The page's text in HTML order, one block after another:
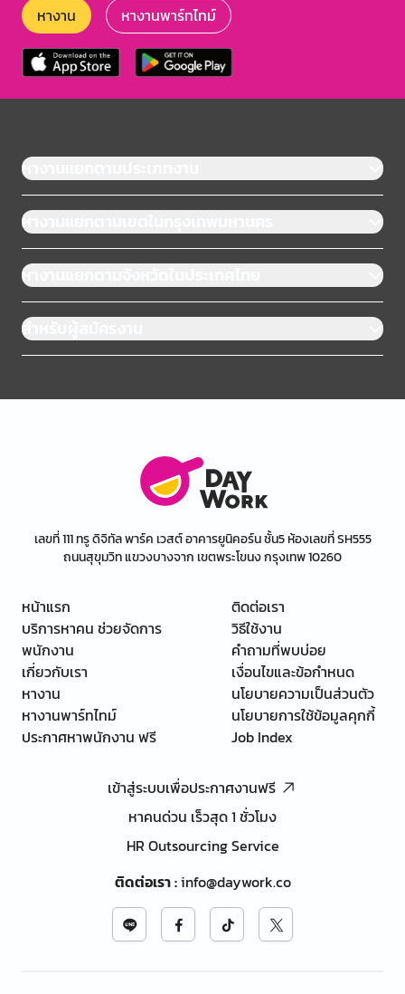
หางาน หางานพาร์ทไทม์
หางานแยกตามประเภทงาน
หางานแยกตามเขตในกรุงเทพมหานคร
หางานแยกตามจังหวัดในประเทศไทย
สำหรับผู้สมัครงาน
เลขที่ 111 ทรู ดิจิทัล พาร์ค เวสต์ อาคารยูนิคอร์น ชั้น5 ห้องเลขที่ SH555
ถนนสุขุมวิท แขวงบางจาก เขตพระโขนง กรุงเทพ 10260
หน้าแรก
บริการหาคน ช่วยจัดการ
พนักงาน
เกี่ยวกับเรา
หางาน
หางานพาร์ทไทม์
ประกาศหาพนักงาน ฟรี
ติดต่อเรา
วิธีใช้งาน
คำถามที่พบบ่อย
เงื่อนไขและข้อกำหนด
นโยบายความเป็นส่วนตัว
นโยบายการใช้ข้อมูลคุกกี้
Job Index
เข้าสู่ระบบเพื่อประกาศงานฟรี
หาคนด่วน เร็วสุด 1 ชั่วโมง
HR Outsourcing Service
ติดต่อเรา:info@daywork.co